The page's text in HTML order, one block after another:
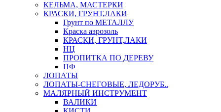
КЕЛЬМА, МАСТЕРКИ
КРАСКИ, ГРУНТ,ЛАКИ
Грунт по МЕТАЛЛУ
Краска аэрозоль
КРАСКИ, ГРУНТ,ЛАКИ
НЦ
ПРОПИТКА ПО ДЕРЕВУ
ПФ
ЛОПАТЫ
ЛОПАТЫ-СНЕГОВЫЕ, ЛЕДОРУБ..
МАЛЯРНЫЙ ИНСТРУМЕНТ
ВАЛИКИ